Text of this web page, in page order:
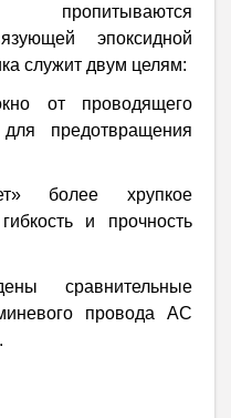
пропитываются
эпоксидной
служит двум целям:
от проводящего
предотвращения
более хрупкое
и прочность
сравнительные
провода АС